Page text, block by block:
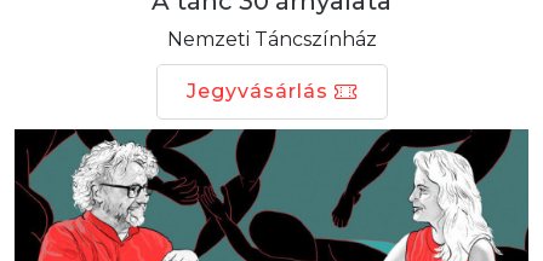
Nemzeti Táncszínház
Jegyvásárlás